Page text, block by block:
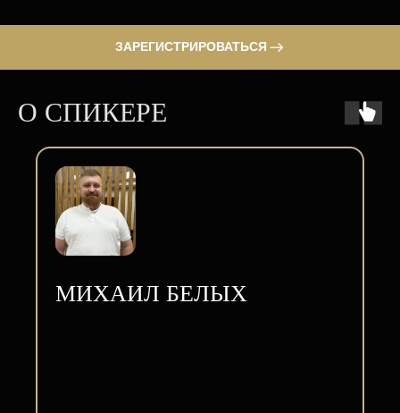
ЗАРЕГИСТРИРОВАТЬСЯ
О СПИКЕРЕ
МИХАИЛ БЕЛЫХ